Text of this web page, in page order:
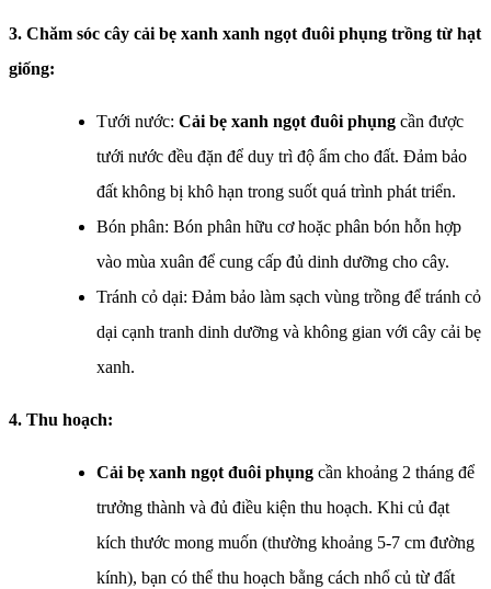
3. Chăm sóc cây cải bẹ xanh xanh ngọt đuôi phụng trồng từ hạt
giống:
Tưới nước: Cải bẹ xanh ngọt đuôi phụng cần được
tưới nước đều đặn để duy trì độ ẩm cho đất. Đảm bảo
đất không bị khô hạn trong suốt quá trình phát triển.
Bón phân: Bón phân hữu cơ hoặc phân bón hỗn hợp
vào mùa xuân để cung cấp đủ dinh dưỡng cho cây.
Tránh cỏ dại: Đảm bảo làm sạch vùng trồng để tránh cỏ
dại cạnh tranh dinh dưỡng và không gian với cây cải bẹ
xanh.
4. Thu hoạch:
Cải bẹ xanh ngọt đuôi phụng cần khoảng 2 tháng để
trưởng thành và đủ điều kiện thu hoạch. Khi củ đạt
kích thước mong muốn (thường khoảng 5-7 cm đường
kính), bạn có thể thu hoạch bằng cách nhổ củ từ đất